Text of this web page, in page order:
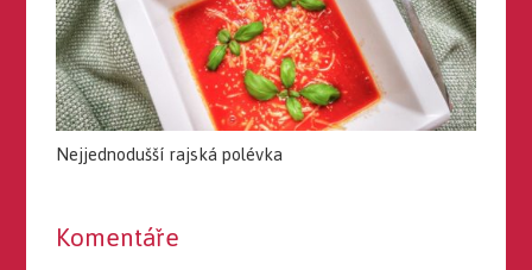
Nejjednodušší rajská polévka
Komentáře